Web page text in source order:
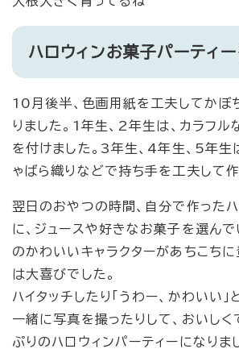
ハロウィンお菓子パーティ
10月後半、色画用紙を工夫してかぼ
りました。1年生、2年生は、カラフ
を付けました。3年生、4年生、5年生
ゃばら織りなどで持ち手を工夫して作
翌日のおやつの時間、自分で作った
に、ジュースや好きなお菓子を選んで
のかわいいキャラクターがあちこち
は大喜びでした。
ハイタッチしたり「うわー、かわいい
一緒に写真を撮ったりして、おいしく
ぷりのハロウィンパーティーになりま